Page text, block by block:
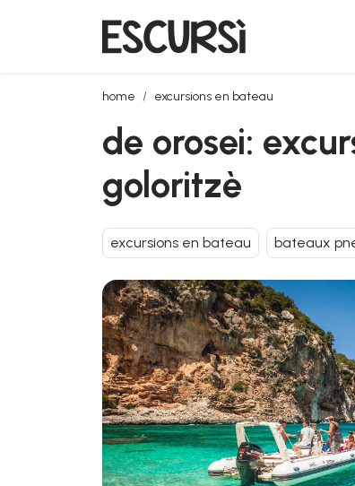
home excursions en bateau
de orosei: excursion en semi-rigide à cala
de orosei:
goloritzè
excursions en bateau bateaux